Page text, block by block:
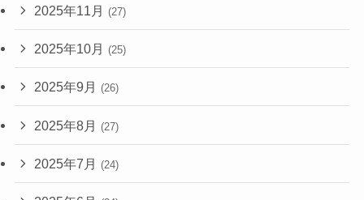
2025年11月 (27)
2025年10月 (25)
2025年9月 (26)
2025年8月 (27)
2025年7月 (24)